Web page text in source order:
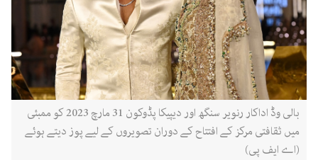
بالی وڈ اداکار رنویر سنگھ اور دیپیکا پڈوکون 31 مارچ 2023 کو ممبئی
میں ثقافتی مرکز کے افتتاح کے دوران تصویروں کے لیے پوز دیتے ہوئے
(اے ایف پی)